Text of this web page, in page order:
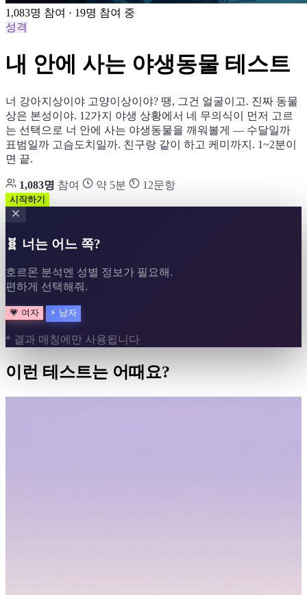
1,083명 참여 · 19명 참여 중
성격
내 안에 사는 야생동물 테스트
너 강아지상이야 고양이상이야? 땡, 그건 얼굴이고. 진짜 동물
상은 본성이야. 12가지 야생 상황에서 네 무의식이 먼저 고르
는 선택으로 너 안에 사는 야생동물을 깨워볼게 — 수달일까
표범일까 고슴도치일까. 친구랑 같이 하고 케미까지. 1~2분이
면 끝.
1,083명 참여 약 5분 12문항
시작하기
🧬 너는 어느 쪽?
호르몬 분석엔 성별 정보가 필요해.
편하게 선택해줘.
💗 여자 ⚡ 남자
* 결과 매칭에만 사용됩니다
이런 테스트는 어때요?